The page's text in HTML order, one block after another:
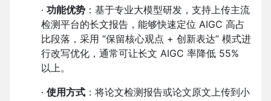
· 功能优势 ：基于专业大模型研发，支持上传主流
检测平台的长文报告，能够快速定位 AIGC 高占
比段落，采用 “保留核心观点 + 创新表达” 模式进
行改写优化，通常可让长文 AIGC 率降低 55%
以上。
· 使用方式 ：将论文检测报告或论文原文上传到小